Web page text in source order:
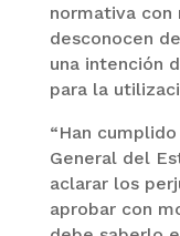
normativa con
desconocen
una intención
para la
“Han
General del
aclarar los
aprobar con